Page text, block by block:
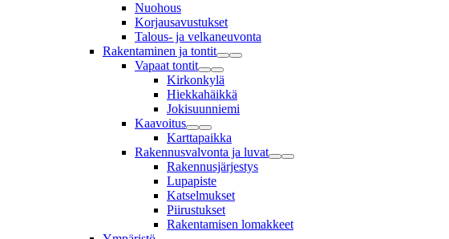
Nuohous
Korjausavustukset
Talous- ja velkaneuvonta
Rakentaminen ja tontit
Vapaat tontit
Kirkonkylä
Hiekkahäikkä
Jokisuunniemi
Kaavoitus
Karttapaikka
Rakennusvalvonta ja luvat
Rakennusjärjestys
Lupapiste
Katselmukset
Piirustukset
Rakentamisen lomakkeet